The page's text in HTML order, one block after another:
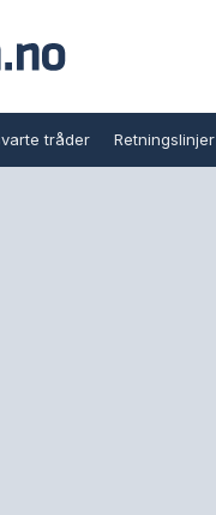
tråder Retningslinjer